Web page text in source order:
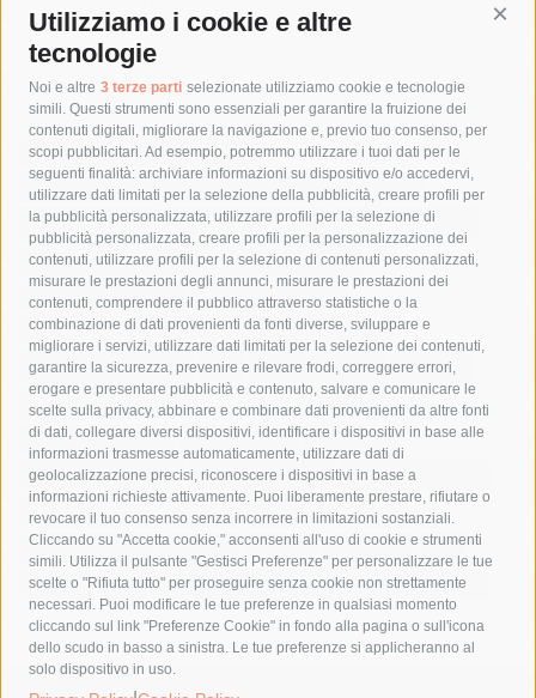
Utilizziamo i cookie e altre
tecnologie
Noi e altre 3 terze parti selezionate utilizziamo cookie e tecnologie
simili. Questi strumenti sono essenziali per garantire la fruizione dei
contenuti digitali, migliorare la navigazione e, previo tuo consenso, per
scopi pubblicitari. Ad esempio, potremmo utilizzare i tuoi dati per le
seguenti finalità: archiviare informazioni su dispositivo e/o accedervi,
utilizzare dati limitati per la selezione della pubblicità, creare profili per
la pubblicità personalizzata, utilizzare profili per la selezione di
pubblicità personalizzata, creare profili per la personalizzazione dei
contenuti, utilizzare profili per la selezione di contenuti personalizzati,
misurare le prestazioni degli annunci, misurare le prestazioni dei
contenuti, comprendere il pubblico attraverso statistiche o la
combinazione di dati provenienti da fonti diverse, sviluppare e
migliorare i servizi, utilizzare dati limitati per la selezione dei contenuti,
garantire la sicurezza, prevenire e rilevare frodi, correggere errori,
erogare e presentare pubblicità e contenuto, salvare e comunicare le
scelte sulla privacy, abbinare e combinare dati provenienti da altre fonti
di dati, collegare diversi dispositivi, identificare i dispositivi in base alle
informazioni trasmesse automaticamente, utilizzare dati di
geolocalizzazione precisi, riconoscere i dispositivi in base a
informazioni richieste attivamente. Puoi liberamente prestare, rifiutare o
revocare il tuo consenso senza incorrere in limitazioni sostanziali.
Cliccando su "Accetta cookie," acconsenti all'uso di cookie e strumenti
simili. Utilizza il pulsante "Gestisci Preferenze" per personalizzare le tue
scelte o "Rifiuta tutto" per proseguire senza cookie non strettamente
necessari. Puoi modificare le tue preferenze in qualsiasi momento
cliccando sul link "Preferenze Cookie" in fondo alla pagina o sull'icona
dello scudo in basso a sinistra. Le tue preferenze si applicheranno al
solo dispositivo in uso.
Tag
acqua allerta meteo
anas
area marina protetta di punta campanella
arresto
Asl Napoli 3 sud
capitaneria di porto capri
carabinieri
castellammare di stabia
circumvesuviana
comune di sorrento
concerto
contagi
costiera amalfitana
covid-19 eav
elezioni
fondazione sorrento
gori guardia costiera
incidente
lavori
lorenzo balducelli mare
massa lubrense
massimo coppola
Meta napoli
ordinanza
penisola sorrentina
piano di sorrento
polizia municipale
protezione civile
Regione Campania
sant'agnello
sindaco cuomo
sorrento studenti temporali
treni
turismo
Vico Equense villa fiorentino vincenzo de luca